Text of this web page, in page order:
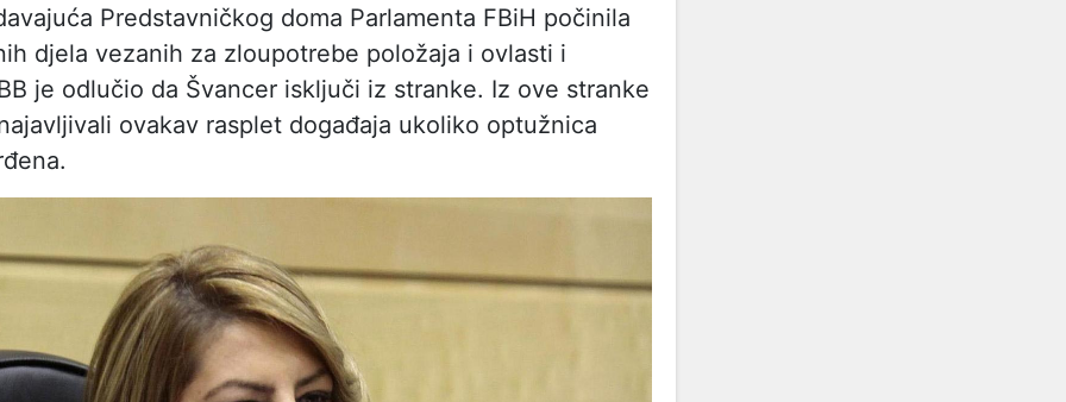
Predstavničkog doma Parlamenta FBiH počinila
djela vezanih za zloupotrebe položaja i ovlasti i
je odlučio da Švancer isključi iz stranke. Iz ove stranke
ovakav rasplet događaja ukoliko optužnica